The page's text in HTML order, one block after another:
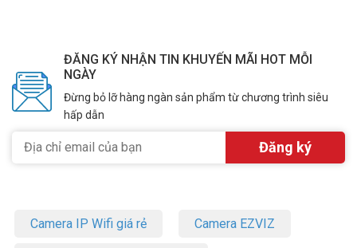
ĐĂNG KÝ NHẬN TIN KHUYẾN MÃI HOT MỖI
NGÀY
Đừng bỏ lỡ hàng ngàn sản phẩm từ chương trình siêu
hấp dẫn
Camera IP Wifi giá rẻ Camera EZVIZ